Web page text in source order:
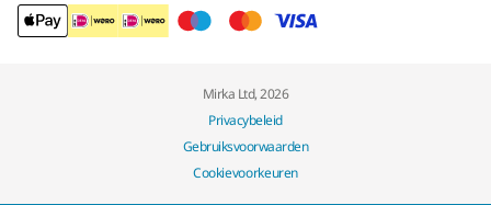
Mirka Ltd, 2026
Privacybeleid
Gebruiksvoorwaarden
Cookievoorkeuren